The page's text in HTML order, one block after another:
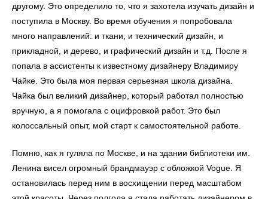
другому. Это определило то, что я захотела изучать дизайн и
поступила в Москву. Во время обучения я попробовала
много направлений: и ткани, и технический дизайн, и
прикладной, и дерево, и графический дизайн и т.д. После я
попала в ассистенты к известному дизайнеру Владимиру
Чайке. Это была моя первая серьезная школа дизайна.
Чайка был великий дизайнер, который работал полностью
вручную, а я помогала с оцифровкой работ. Это был
колоссальный опыт, мой старт к самостоятельной работе.
Помню, как я гуляла по Москве, и на здании библиотеки им.
Ленина висел огромный брандмауэр с обложкой Vogue. Я
остановилась перед ним в восхищении перед масштабом